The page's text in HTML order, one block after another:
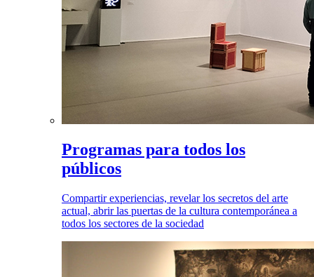
Programas para todos los
públicos
Compartir experiencias, revelar los secretos del arte
actual, abrir las puertas de la cultura contemporánea a
todos los sectores de la sociedad